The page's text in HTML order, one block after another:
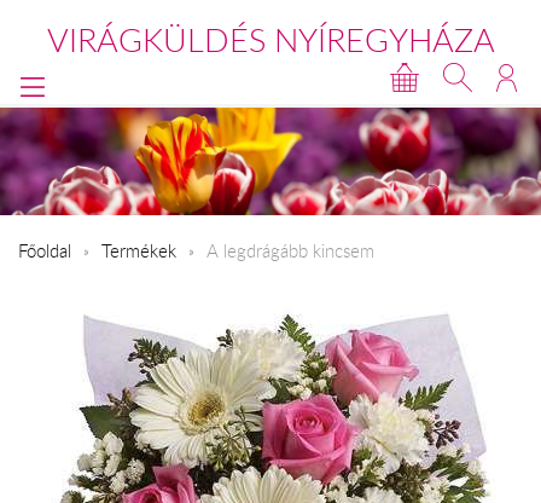
VIRÁGKÜLDÉS NYÍREGYHÁZA
Főoldal Termékek A legdrágább kincsem